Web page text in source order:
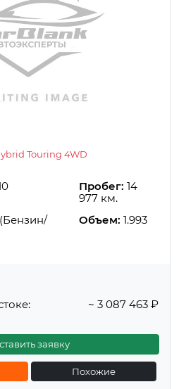
Touring 4WD
Пробег: 14
977 км.
Объем: 1.993
~ 3 087 463 ₽
заявку
Похожие